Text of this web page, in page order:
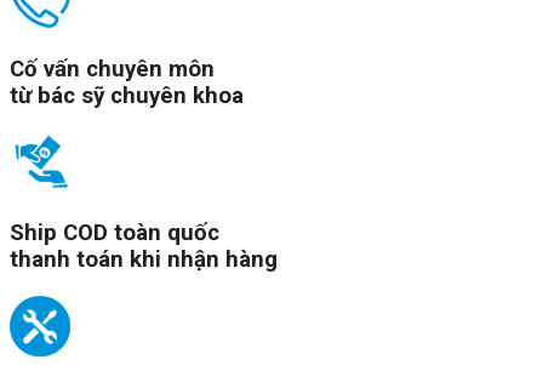
Cố vấn chuyên môn
từ bác sỹ chuyên khoa
Ship COD toàn quốc
thanh toán khi nhận hàng